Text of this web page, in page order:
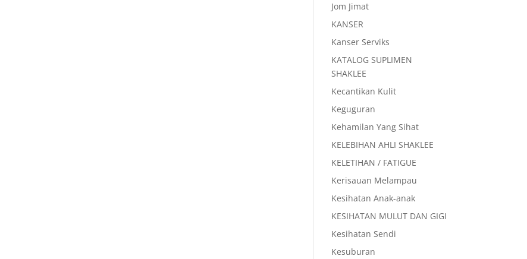
Jom Jimat
KANSER
Kanser Serviks
KATALOG SUPLIMEN
SHAKLEE
Kecantikan Kulit
Keguguran
Kehamilan Yang Sihat
KELEBIHAN AHLI SHAKLEE
KELETIHAN / FATIGUE
Kerisauan Melampau
Kesihatan Anak-anak
KESIHATAN MULUT DAN GIGI
Kesihatan Sendi
Kesuburan